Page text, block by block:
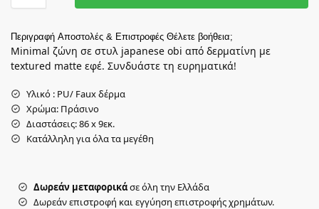
Περιγραφή Αποστολές & Επιστροφές Θέλετε βοήθεια;
Minimal ζώνη σε στυλ japanese obi από δερματίνη με
textured matte εφέ. Συνδυάστε τη ευρηματικά!
Υλικό : PU/ Faux δέρμα
Χρώμα: Πράσινο
Διαστάσεις: 86 x 9εκ.
Κατάλληλη για όλα τα μεγέθη
Δωρεάν μεταφορικάσε όλη την Ελλάδα
Δωρεάν επιστροφή και εγγύηση επιστροφής χρημάτων.